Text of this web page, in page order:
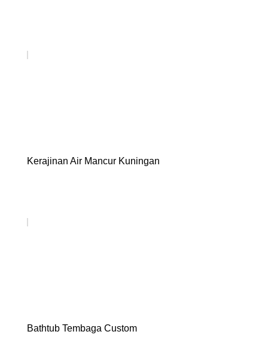
Kerajinan Air Mancur Kuningan
Bathtub Tembaga Custom